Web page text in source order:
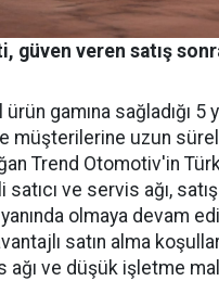
güven veren satış
gamına sağladığı 5
müşterilerine uzun
Trend Otomotiv'in
satıcı ve servis ağı,
olmaya devam
satın alma
ağı ve düşük işletme